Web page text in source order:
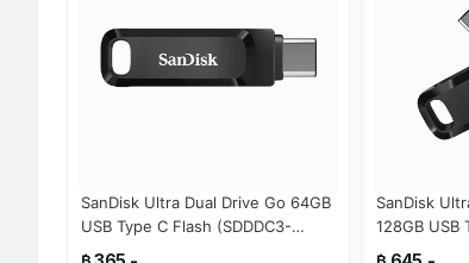
SanDisk Ultra Dual Drive Go 64GB
USB Type C Flash (SDDDC3-
064G-G46)
SanDisk
128GB USB
(SDDDC3-